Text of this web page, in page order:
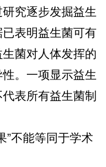
究逐步发掘益生
表明益生菌可有
菌对人体发挥的
。一项显示益生
表所有益生菌制
不能等同于学术